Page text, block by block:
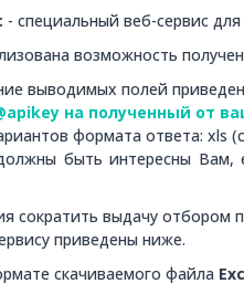
- специальный веб-сервис
возможность
выводимых полей
на полученный от
формата ответа: xls
быть интересны Вам,
сократить выдачу отбором
приведены ниже.
скачиваемого файла